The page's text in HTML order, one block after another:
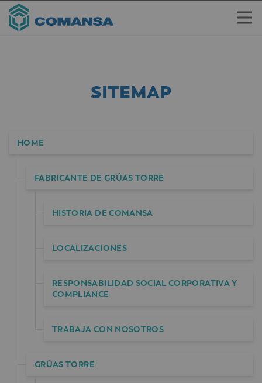
SITEMAP
HOME
FABRICANTE DE GRÚAS TORRE
HISTORIA DE COMANSA
LOCALIZACIONES
RESPONSABILIDAD SOCIAL CORPORATIVA Y
COMPLIANCE
TRABAJA CON NOSOTROS
GRÚAS TORRE